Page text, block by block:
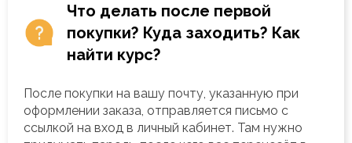
Что делать после первой
покупки? Куда заходить? Как
найти курс?
После покупки на вашу почту, указанную при
оформлении заказа, отправляется письмо с
ссылкой на вход в личный кабинет. Там нужно